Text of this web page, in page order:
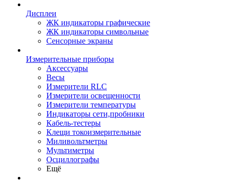
Дисплеи
ЖК индикаторы графические
ЖК индикаторы символьные
Сенсорные экраны
Измерительные приборы
Аксессуары
Весы
Измерители RLC
Измерители освещенности
Измерители температуры
Индикаторы сети,пробники
Кабель-тестеры
Клещи токоизмерительные
Миливольтметры
Мультиметры
Осциллографы
Ещё